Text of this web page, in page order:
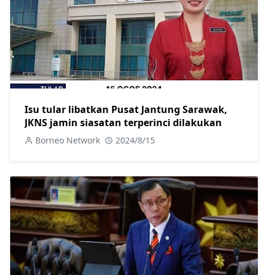
Isu tular libatkan Pusat Jantung Sarawak,
JKNS jamin siasatan terperinci dilakukan
Borneo Network 2024/8/15